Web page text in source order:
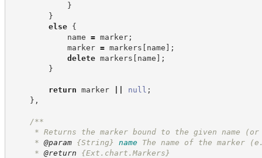
}
}
else
{
name = marker;
marker = markers [ name ] ;
delete markers [ name ] ;
}
return marker null ;
} ,
/**
* Returns the marker bound to the given name
* @param {String} name
The name of the
* @return
{Ext.chart.Markers}